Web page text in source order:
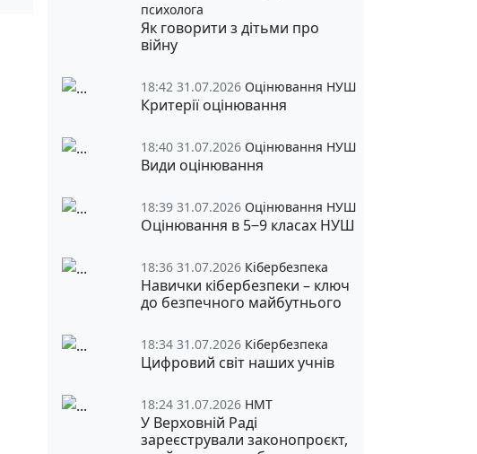
психолога
Як говорити з дітьми про
війну
18:42 31.07.2026 Оцінювання НУШ
Критерії оцінювання
18:40 31.07.2026 Оцінювання НУШ
Види оцінювання
18:39 31.07.2026 Оцінювання НУШ
Оцінювання в 5‒9 класах НУШ
18:36 31.07.2026 Кібербезпека
Навички кібербезпеки – ключ
до безпечного майбутнього
18:34 31.07.2026 Кібербезпека
Цифровий світ наших учнів
18:24 31.07.2026 НМТ
У Верховній Раді
зареєстрували законопроєкт,